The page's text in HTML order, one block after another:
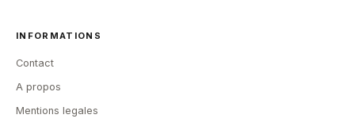
INFORMATIONS
Contact
A propos
Mentions legales